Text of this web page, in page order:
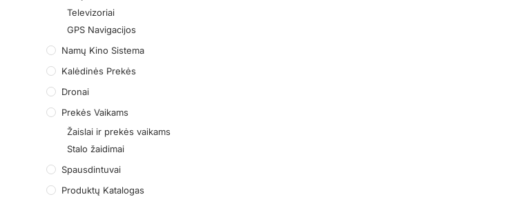
Televizoriai
GPS Navigacijos
Namų Kino Sistema
Kalėdinės Prekės
Dronai
Prekės Vaikams
Žaislai ir prekės vaikams
Stalo žaidimai
Spausdintuvai
Produktų Katalogas